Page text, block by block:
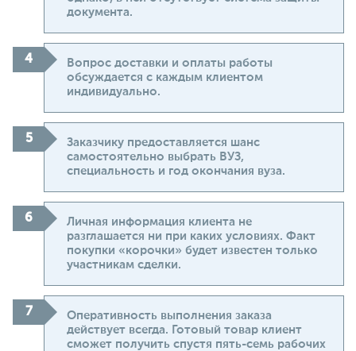
документа.
Вопрос доставки и оплаты работы
обсуждается с каждым клиентом
индивидуально.
Заказчику предоставляется шанс
самостоятельно выбрать ВУЗ,
специальность и год окончания вуза.
Личная информация клиента не
разглашается ни при каких условиях. Факт
покупки «корочки» будет известен только
участникам сделки.
Оперативность выполнения заказа
действует всегда. Готовый товар клиент
сможет получить спустя пять-семь рабочих